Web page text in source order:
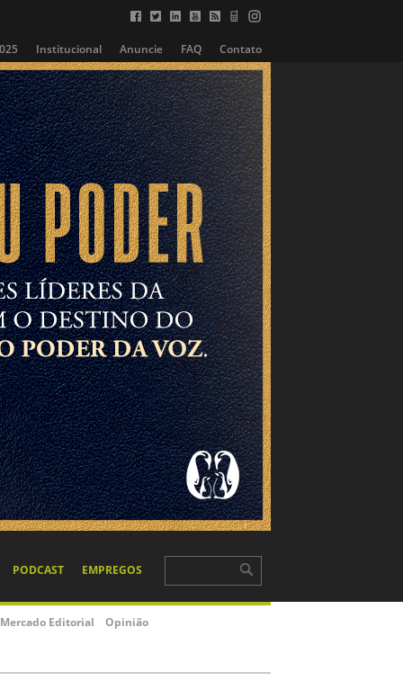
Institucional Anuncie FAQ Contato
PODCAST EMPREGOS
Mercado Editorial Opinião